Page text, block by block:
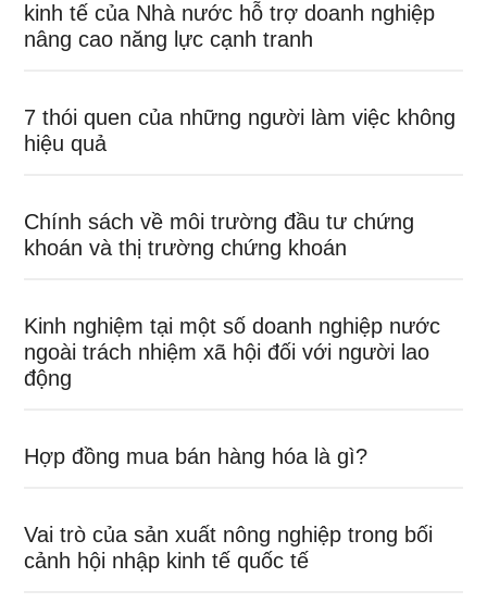
kinh tế của Nhà nước hỗ trợ doanh nghiệp
nâng cao năng lực cạnh tranh
7 thói quen của những người làm việc không
hiệu quả
Chính sách về môi trường đầu tư chứng
khoán và thị trường chứng khoán
Kinh nghiệm tại một số doanh nghiệp nước
ngoài trách nhiệm xã hội đối với người lao
động
Hợp đồng mua bán hàng hóa là gì?
Vai trò của sản xuất nông nghiệp trong bối
cảnh hội nhập kinh tế quốc tế